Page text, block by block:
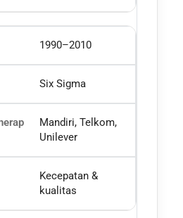
1990–2010
Six Sigma
Mandiri, Telkom,
Unilever
Kecepatan &
kualitas